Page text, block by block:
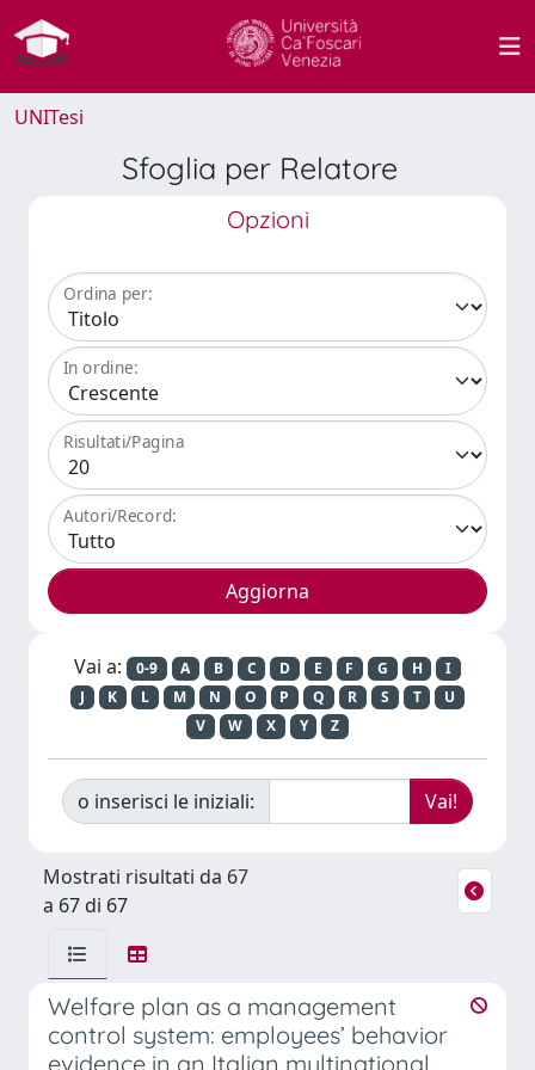
UNITesi
Sfoglia per Relatore
Opzioni
Ordina per:
In ordine:
Risultati/Pagina
Autori/Record:
Vai a: 0-9 A B C D E F G H
I
J
K L M N O P Q R S T
U
V
W X Y Z
o inserisci le iniziali:
Mostrati risultati da 67
a 67 di 67
Welfare plan as a management
control system: employees’ behavior
evidence in an Italian multinational